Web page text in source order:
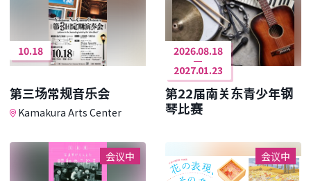
10.18
第三场常规音乐会
Kamakura Arts Center
2026.08.18
2027.01.23
第22届南关东青少年钢
琴比赛
会议中 会议中